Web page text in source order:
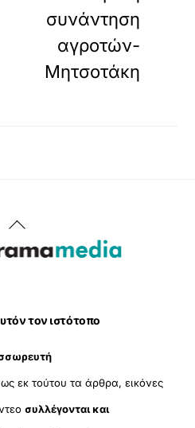
συνάντηση
αγροτών-
Μητσοτάκη
Back
To
τον ιστότοπο
εκ τούτου τα άρθρα, εικόνες
συλλέγονται και